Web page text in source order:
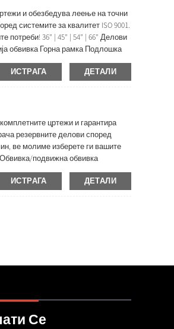
и обезбедува леење на точни
системите за квалитет ISO 9001.
36” | 45” | 54” | 66” Делови
обвивка Горна рамка Подлошка
ИСТРАГА
ДЕТАЛИ
цртежи и гарантира
резервните делови според
ве молиме изберете ги вашите
Обвивка/подвижна обвивка
ИСТРАГА
ДЕТАЛИ
Се